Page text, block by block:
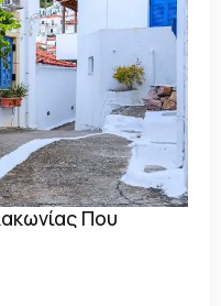
Που